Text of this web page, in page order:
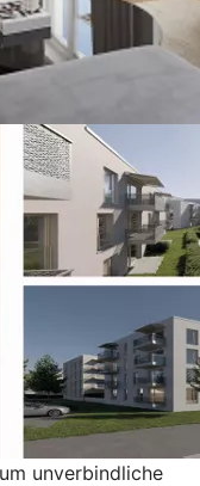
unverbindliche